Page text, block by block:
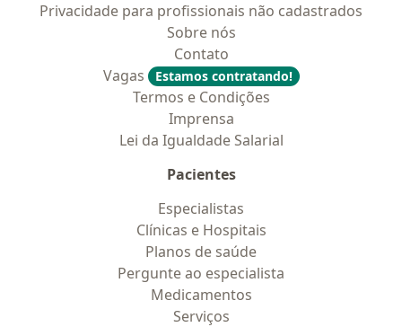
Privacidade para profissionais não cadastrados
Sobre nós
Contato
Vagas
Estamos contratando!
Termos e Condições
Imprensa
Lei da Igualdade Salarial
Pacientes
Especialistas
Clínicas e Hospitais
Planos de saúde
Pergunte ao especialista
Medicamentos
Serviços